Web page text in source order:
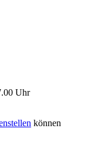
Uhr
können